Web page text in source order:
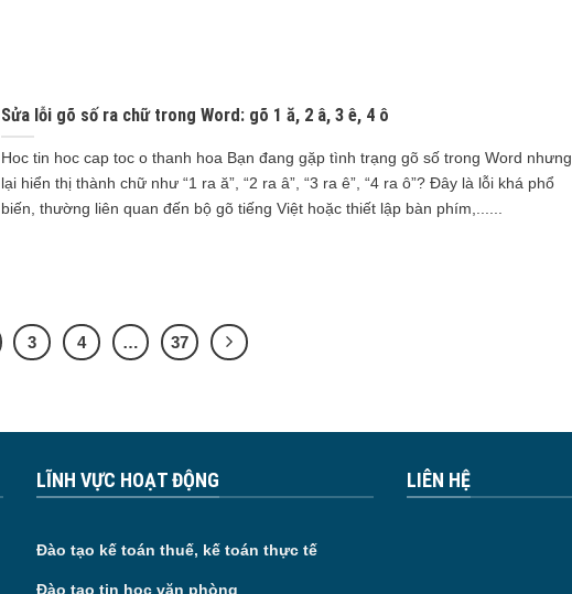
Sửa lỗi gõ số ra chữ trong Word: gõ 1 ă, 2 â, 3 ê, 4 ô
Hoc tin hoc cap toc o thanh hoa Bạn đang gặp tình trạng gõ số trong Word nhưng
lại hiển thị thành chữ như “1 ra ă”, “2 ra â”, “3 ra ê”, “4 ra ô”? Đây là lỗi khá phổ
biến, thường liên quan đến bộ gõ tiếng Việt hoặc thiết lập bàn phím,......
3 4 … 37
LĨNH VỰC HOẠT ĐỘNG
Đào tạo kế toán thuế, kế toán thực tế
Đào tạo tin học văn phòng
LIÊN HỆ